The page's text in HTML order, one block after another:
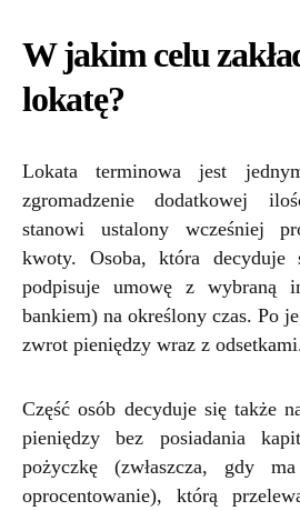
W jakim celu
lokatę?
Lokata terminowa jest
zgromadzenie dodatkowej
stanowi ustalony wcześniej
kwoty. Osoba, która
podpisuje umowę z wybraną
bankiem) na określony czas. Po
zwrot pieniędzy wraz z
Część osób decyduje się także
pieniędzy bez posiadania
pożyczkę (zwłaszcza, gdy
oprocentowanie), którą